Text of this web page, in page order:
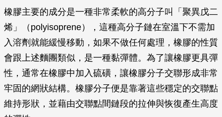
橡膠主要的成分是一種非常柔軟的高分子叫「聚異戊二
烯」（polyisoprene），這種高分子鏈在室溫下不需加
入溶劑就能緩慢移動，如果不做任何處理，橡膠的性質
會跟上述麵團類似，是一種黏彈體。為了讓橡膠更具彈
性，通常在橡膠中加入硫磺，讓橡膠分子交聯形成非常
牢固的網狀結構。橡膠分子便是靠著這些穩定的交聯點
維持形狀，並藉由交聯點間鏈段的拉伸與恢復產生高度